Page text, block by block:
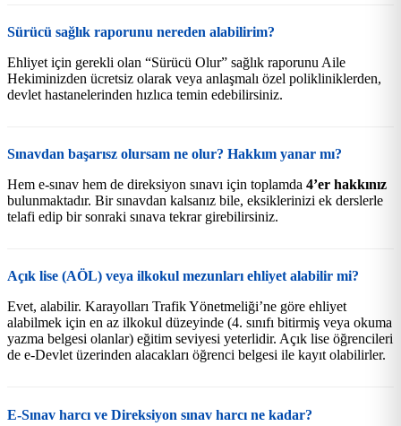
Sürücü sağlık raporunu nereden alabilirim?
Ehliyet için gerekli olan “Sürücü Olur” sağlık raporunu Aile
Hekiminizden ücretsiz olarak veya anlaşmalı özel polikliniklerden,
devlet hastanelerinden hızlıca temin edebilirsiniz.
Sınavdan başarısz olursam ne olur? Hakkım yanar mı?
Hem e-sınav hem de direksiyon sınavı için toplamda 4’er hakkınız
bulunmaktadır. Bir sınavdan kalsanız bile, eksiklerinizi ek derslerle
telafi edip bir sonraki sınava tekrar girebilirsiniz.
Açık lise (AÖL) veya ilkokul mezunları ehliyet alabilir mi?
Evet, alabilir. Karayolları Trafik Yönetmeliği’ne göre ehliyet
alabilmek için en az ilkokul düzeyinde (4. sınıfı bitirmiş veya okuma
yazma belgesi olanlar) eğitim seviyesi yeterlidir. Açık lise öğrencileri
de e-Devlet üzerinden alacakları öğrenci belgesi ile kayıt olabilirler.
E-Sınav harcı ve Direksiyon sınav harcı ne kadar?